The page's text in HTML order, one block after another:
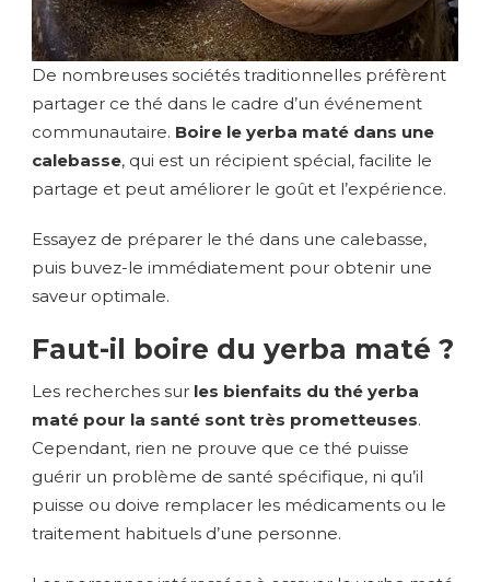
De nombreuses sociétés traditionnelles préfèrent
partager ce thé dans le cadre d’un événement
communautaire. Boire le yerba maté dans une
calebasse, qui est un récipient spécial, facilite le
partage et peut améliorer le goût et l’expérience.
Essayez de préparer le thé dans une calebasse,
puis buvez-le immédiatement pour obtenir une
saveur optimale.
Faut-il boire du yerba maté ?
Les recherches sur les bienfaits du thé yerba
maté pour la santé sont très prometteuses.
Cependant, rien ne prouve que ce thé puisse
guérir un problème de santé spécifique, ni qu’il
puisse ou doive remplacer les médicaments ou le
traitement habituels d’une personne.